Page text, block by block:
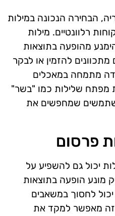
הבחירה הנכונה במילות
רלוונטיים. מילות
מהופעה בתוצאות
להזמין או לבקר
מתמחה במאכלים
מפתח שלילות כמו "בשר"
שמחפשים את
פרסום
יכול גם להשפיע על
מונע הופעה בתוצאות
יכול לחסוך במשאבים
זה מאפשר למקד את